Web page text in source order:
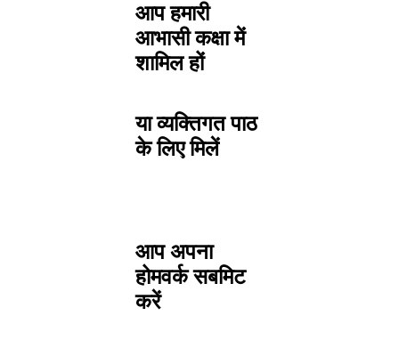
आप हमारी
आभासी कक्षा में
शामिल हों
या व्यक्तिगत पाठ
के लिए मिलें
आप अपना
होमवर्क सबमिट
करें